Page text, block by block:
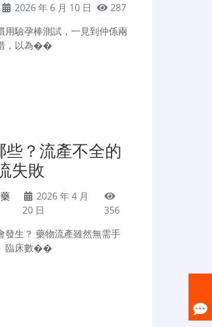
2026 年 6 月 10 日
287
用驗孕棒測試，一見到仲係兩
，以為��
？流產不全的
失敗
藥
2026 年 4 月
20 日
356
發生？ 藥物流產雖然無需手
臨床數��